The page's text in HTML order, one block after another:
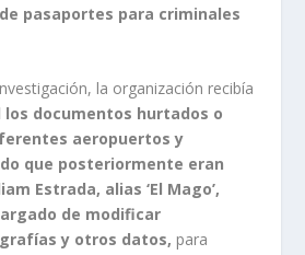
pasaportes para criminales
la organización recibía
documentos hurtados o
aeropuertos y
que posteriormente eran
Estrada, alias ‘El Mago’,
de modificar
y otros datos, para